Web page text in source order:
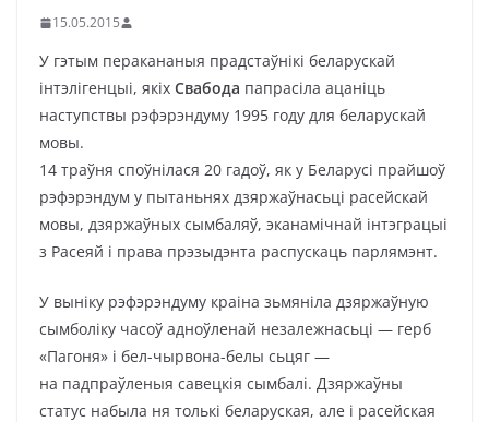
15.05.2015
У гэтым перакананыя прадстаўнікі беларускай
інтэлігенцыі, якіх Свабода папрасіла ацаніць
наступствы рэфэрэндуму 1995 году для беларускай
мовы.
14 траўня споўнілася 20 гадоў, як у Беларусі прайшоў
рэфэрэндум у пытаньнях дзяржаўнасьці расейскай
мовы, дзяржаўных сымбаляў, эканамічнай інтэграцыі
з Расеяй і права прэзыдэнта распускаць парлямэнт.
У выніку рэфэрэндуму краіна зьмяніла дзяржаўную
сымболіку часоў адноўленай незалежнасьці — герб
«Пагоня» і бел-чырвона-белы сьцяг —
на падпраўленыя савецкія сымбалі. Дзяржаўны
статус набыла ня толькі беларуская, але і расейская